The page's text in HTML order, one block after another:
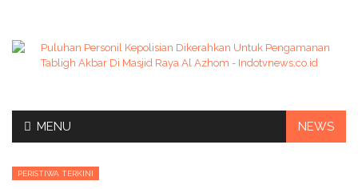
MENU NEWS
PERISTIWA TERKINI